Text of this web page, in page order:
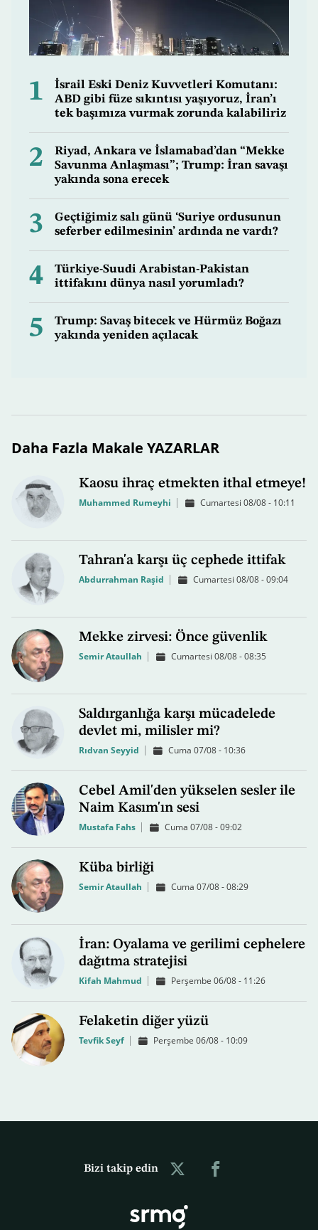
1
İsrail Eski Deniz Kuvvetleri Komutanı:
ABD gibi füze sıkıntısı yaşıyoruz, İran’ı
tek başımıza vurmak zorunda kalabiliriz
2
Riyad, Ankara ve İslamabad’dan “Mekke
Savunma Anlaşması”; Trump: İran savaşı
yakında sona erecek
3
Geçtiğimiz salı günü ‘Suriye ordusunun
seferber edilmesinin’ ardında ne vardı?
4
Türkiye-Suudi Arabistan-Pakistan
ittifakını dünya nasıl yorumladı?
5
Trump: Savaş bitecek ve Hürmüz Boğazı
yakında yeniden açılacak
Daha Fazla Makale YAZARLAR
Kaosu ihraç etmekten ithal etmeye!
Muhammed Rumeyhi Cumartesi 08/08 - 10:11
Tahran'a karşı üç cephede ittifak
Abdurrahman Raşid Cumartesi 08/08 - 09:04
Mekke zirvesi: Önce güvenlik
Semir Ataullah Cumartesi 08/08 - 08:35
Saldırganlığa karşı mücadelede
devlet mi, milisler mi?
Rıdvan Seyyid Cuma 07/08 - 10:36
Cebel Amil'den yükselen sesler ile
Naim Kasım'ın sesi
Mustafa Fahs Cuma 07/08 - 09:02
Küba birliği
Semir Ataullah Cuma 07/08 - 08:29
İran: Oyalama ve gerilimi cephelere
dağıtma stratejisi
Kifah Mahmud Perşembe 06/08 - 11:26
Felaketin diğer yüzü
Tevfik Seyf Perşembe 06/08 - 10:09
Bizi takip edin